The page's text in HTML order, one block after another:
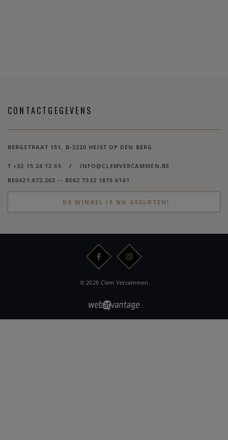
CONTACTGEGEVENS
BERGSTRAAT 151, B-2220 HEIST OP DEN BERG
T +32 15 24 12 65 /
INFO@CLEMVERCAMMEN.BE
BE0421.672.262 -- BE62 7332 1815 6161
DE WINKEL IS NU GESLOTEN!
© 2026 Clem Vercammen